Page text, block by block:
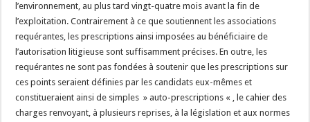
l’environnement, au plus tard vingt-quatre mois avant la fin de
l’exploitation. Contrairement à ce que soutiennent les associations
requérantes, les prescriptions ainsi imposées au bénéficiaire de
l’autorisation litigieuse sont suffisamment précises. En outre, les
requérantes ne sont pas fondées à soutenir que les prescriptions sur
ces points seraient définies par les candidats eux-mêmes et
constitueraient ainsi de simples » auto-prescriptions « , le cahier des
charges renvoyant, à plusieurs reprises, à la législation et aux normes